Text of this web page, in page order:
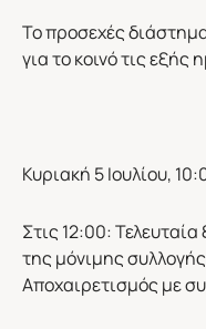
Το προσεχές
για το κοινό τις εξής
Κυριακή 5 Ιουλίου,
Στις 12:00:
της μόνιμης
Αποχαιρετισμός με